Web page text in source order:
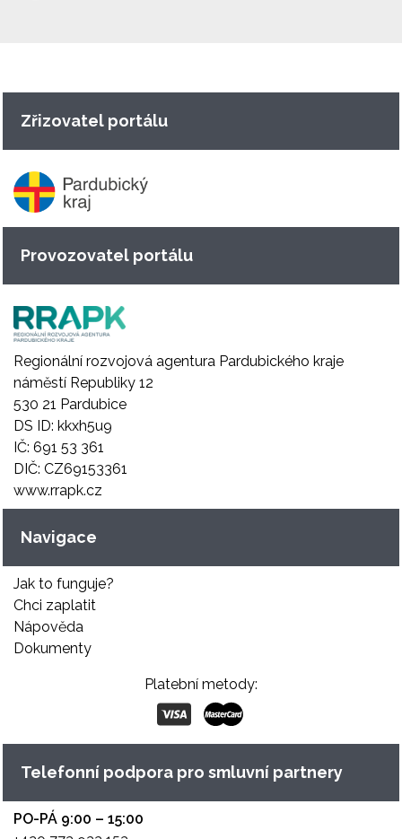
Zřizovatel portálu
Provozovatel portálu
Regionální rozvojová agentura Pardubického kraje
náměstí Republiky 12
530 21 Pardubice
DS ID: kkxh5u9
IČ: 691 53 361
DIČ: CZ69153361
www.rrapk.cz
Navigace
Jak to funguje?
Chci zaplatit
Nápověda
Dokumenty
Platební metody:
Telefonní podpora pro smluvní partnery
PO-PÁ 9:00 – 15:00